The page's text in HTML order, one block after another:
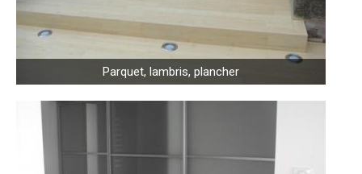
Parquet, lambris, plancher